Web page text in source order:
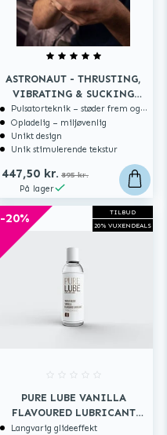
ASTRONAUT - THRUSTING,
VIBRATING & SUCKING
MASTURBATOR
Pulsatorteknik – støder frem og tilbage
Opladelig – miljøvenlig
Unikt design
Unik stimulerende tekstur
447,50 kr. 895 kr.
På lager
TILBUD
20% VUXENDEALS
-20%
PURE LUBE VANILLA
FLAVOURED LUBRICANT
150 ML
Langvarig glideeffekt